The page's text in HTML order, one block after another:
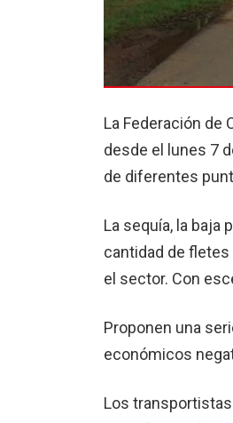
La Federación de
desde el lunes 7
de diferentes
La sequía, la baja
cantidad de
el sector. Con
Proponen una
económicos
Los